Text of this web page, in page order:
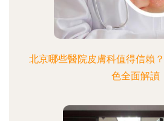
北京哪些醫院皮膚科值得信賴
色全面解讀